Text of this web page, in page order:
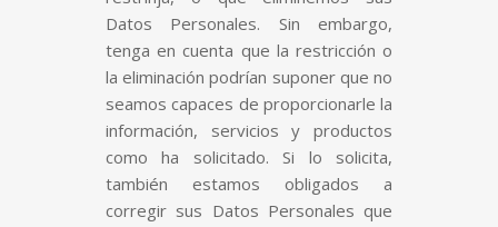
Datos Personales. Sin embargo,
tenga en cuenta que la restricción o
la eliminación podrían suponer que no
seamos capaces de proporcionarle la
información, servicios y productos
como ha solicitado. Si lo solicita,
también estamos obligados a
corregir sus Datos Personales que